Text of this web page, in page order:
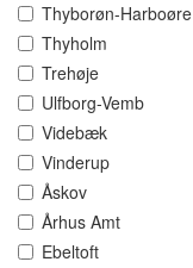
Thyborøn-Harboøre
Thyholm
Trehøje
Ulfborg-Vemb
Videbæk
Vinderup
Åskov
Århus Amt
Ebeltoft